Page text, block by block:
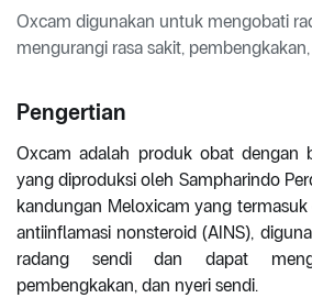
Oxcam digunakan untuk mengobati
mengurangi rasa sakit,
Pengertian
Oxcam adalah produk obat dengan
yang diproduksi oleh Sampharindo
kandungan Meloxicam yang
antiinflamasi nonsteroid (AINS),
radang sendi dan dapat
pembengkakan, dan nyeri sendi.